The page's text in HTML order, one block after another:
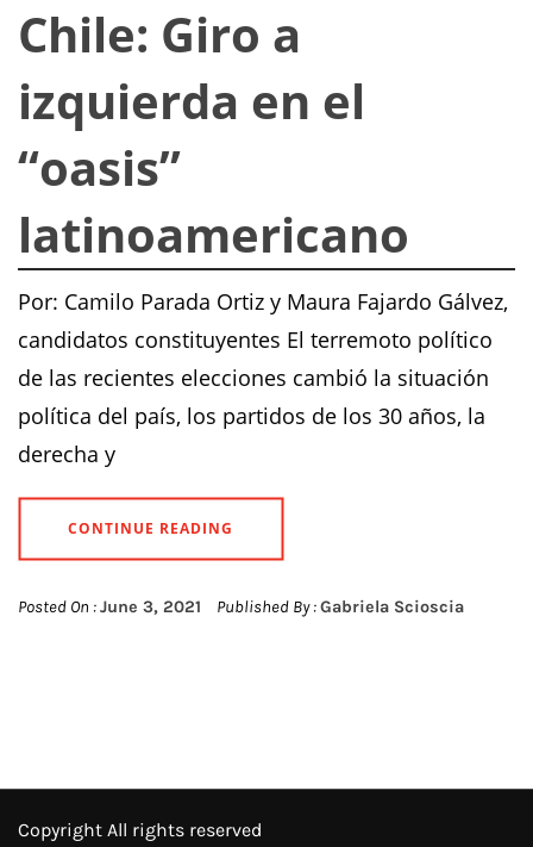
Chile: Giro a
izquierda en el
“oasis”
latinoamericano
Por: Camilo Parada Ortiz y Maura Fajardo Gálvez,
candidatos constituyentes El terremoto político
de las recientes elecciones cambió la situación
política del país, los partidos de los 30 años, la
derecha y
CONTINUE READING
Posted On :June 3, 2021 Published By :Gabriela Scioscia
Copyright All rights reserved